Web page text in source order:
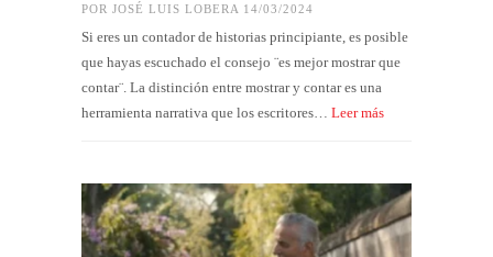
POR JOSÉ LUIS LOBERA 14/03/2024
Si eres un contador de historias principiante, es posible
que hayas escuchado el consejo ¨es mejor mostrar que
contar¨. La distinción entre mostrar y contar es una
herramienta narrativa que los escritores… Leer más